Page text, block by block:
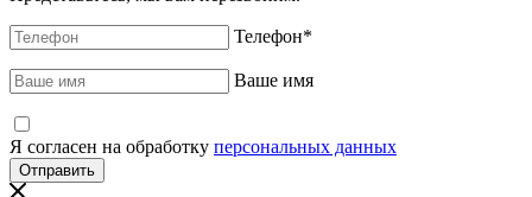
Телефон*
Ваше имя
Я согласен на обработку персональных данных